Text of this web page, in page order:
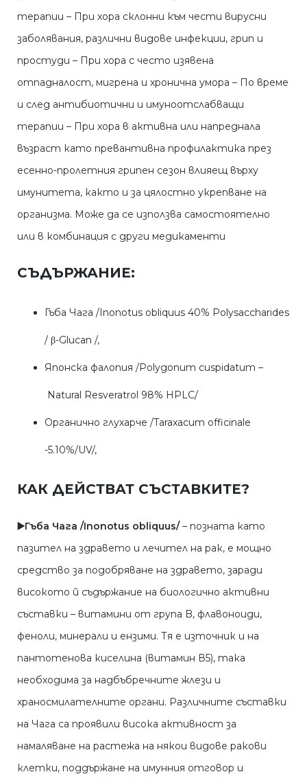
терапии – При хора склонни към чести вирусни
заболявания, различни видове инфекции, грип и
простуди – При хора с често изявена
отпадналост, мигрена и хронична умора – По време
и след антибиотични и имуноотслабващи
терапии – При хора в активна или напреднала
възраст като превантивна профилактика през
есенно-пролетния грипен сезон влияещ върху
имунитета, както и за цялостно укрепване на
организма. Може да се използва самостоятелно
или в комбинация с други медикаменти
СЪДЪРЖАНИЕ:
Гъба Чага /Inonotus obliquus 40% Polysaccharides
/ β-Glucan /,
Японска фалопия /Polygonum cuspidatum –
Natural Resveratrol 98% HPLC/
Органично глухарче /Taraxacum officinale
-5.10%/UV/,
КАК ДЕЙСТВАТ СЪСТАВКИТЕ?
▶️Гъба Чага /Inonotus obliquus/ – позната като
пазител на здравето и лечител на рак, е мощно
средство за подобряване на здравето, заради
високото й съдържание на биологично активни
съставки – витамини от група B, флавоноиди,
феноли, минерали и ензими. Тя е източник и на
пантотенова киселина (витамин В5), така
необходима за надбъбречните жлези и
храносмилателните органи. Различните съставки
на Чага са проявили висока активност за
намаляване на растежа на някои видове ракови
клетки, поддържане на имунния отговор и